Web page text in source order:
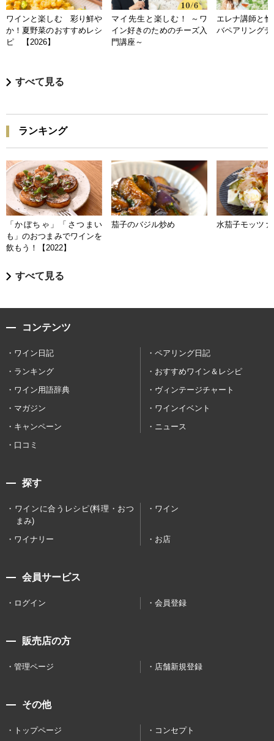
ワインと楽しむ 彩り鮮や
か！夏野菜のおすすめレシ
ピ 【2026】
マイ先生と楽しむ！ ～ワ
イン好きのためのチーズ入
門講座～
エレナ講師と
バペアリングデ
すべて見る
ランキング
「かぼちゃ」「さつまい
も」のおつまみでワインを
飲もう！【2022】
茄子のバジル炒め 水茄子モッツァ
すべて見る
コンテンツ
ワイン日記
ペアリング日記
ランキング
おすすめワイン＆レシピ
ワイン用語辞典
ヴィンテージチャート
マガジン
ワインイベント
キャンペーン
ニュース
口コミ
探す
ワインに合うレシピ(料理・おつ
まみ)
ワイン
ワイナリー お店
会員サービス
ログイン 会員登録
販売店の方
管理ページ 店舗新規登録
その他
トップページ コンセプト